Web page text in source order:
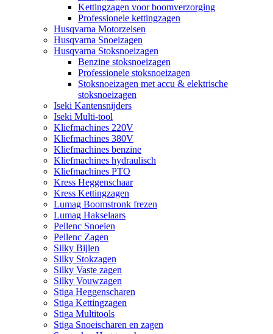
Kettingzagen voor boomverzorging
Professionele kettingzagen
Husqvarna Motorzeisen
Husqvarna Snoeizagen
Husqvarna Stoksnoeizagen
Benzine stoksnoeizagen
Professionele stoksnoeizagen
Stoksnoeizagen met accu & elektrische
stoksnoeizagen
Iseki Kantensnijders
Iseki Multi-tool
Kliefmachines 220V
Kliefmachines 380V
Kliefmachines benzine
Kliefmachines hydraulisch
Kliefmachines PTO
Kress Heggenschaar
Kress Kettingzagen
Lumag Boomstronk frezen
Lumag Hakselaars
Pellenc Snoeien
Pellenc Zagen
Silky Bijlen
Silky Stokzagen
Silky Vaste zagen
Silky Vouwzagen
Stiga Heggenscharen
Stiga Kettingzagen
Stiga Multitools
Stiga Snoeischaren en zagen